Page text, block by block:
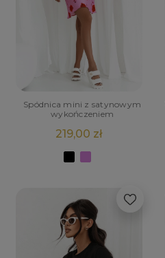
Spódnica mini z satynowym
wykończeniem
219,00 zł